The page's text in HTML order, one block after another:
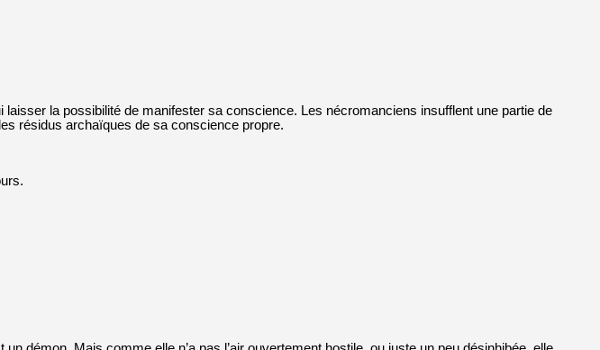
la possibilité de manifester sa conscience. Les nécromanciens insufflent une partie de
résidus archaïques de sa conscience propre.